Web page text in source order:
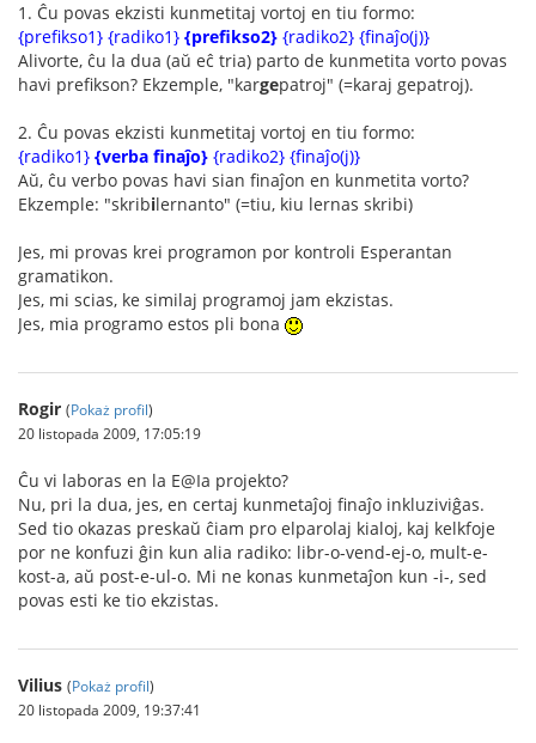
1. Ĉu povas ekzisti kunmetitaj vortoj en tiu formo:
{prefikso1} {radiko1} {prefikso2} {radiko2} {finaĵo(j)}
Alivorte, ĉu la dua (aŭ eĉ tria) parto de kunmetita vorto povas
havi prefikson? Ekzemple, "kargepatroj" (=karaj gepatroj).
2. Ĉu povas ekzisti kunmetitaj vortoj en tiu formo:
{radiko1} {verba finaĵo} {radiko2} {finaĵo(j)}
Aŭ, ĉu verbo povas havi sian finaĵon en kunmetita vorto?
Ekzemple: "skribilernanto" (=tiu, kiu lernas skribi)
Jes, mi provas krei programon por kontroli Esperantan
gramatikon.
Jes, mi scias, ke similaj programoj jam ekzistas.
Jes, mia programo estos pli bona
Rogir (Pokaż profil)
20 listopada 2009, 17:05:19
Ĉu vi laboras en la E@Ia projekto?
Nu, pri la dua, jes, en certaj kunmetaĵoj finaĵo inkluziviĝas.
Sed tio okazas preskaŭ ĉiam pro elparolaj kialoj, kaj kelkfoje
por ne konfuzi ĝin kun alia radiko: libr-o-vend-ej-o, mult-e-
kost-a, aŭ post-e-ul-o. Mi ne konas kunmetaĵon kun -i-, sed
povas esti ke tio ekzistas.
Vilius (Pokaż profil)
20 listopada 2009, 19:37:41